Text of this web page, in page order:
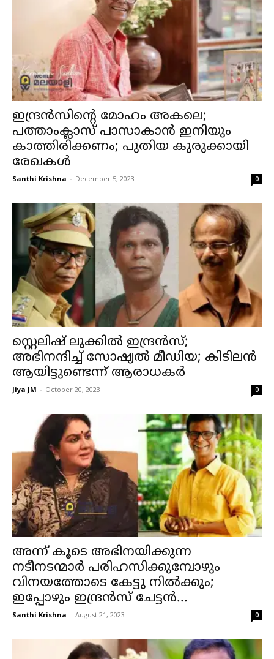
ഇന്ദ്രൻസിന്റെ മോഹം അകലെ;
പത്താംക്ലാസ് പാസാകാൻ ഇനിയും
കാത്തിരിക്കണം; പുതിയ കുരുക്കായി
രേഖകൾ
Santhi Krishna - December 5, 2023 0
സ്റ്റെലിഷ് ലുക്കിൽ ഇന്ദ്രൻസ്;
അഭിനന്ദിച്ച് സോഷ്യൽ മീഡിയ; കിടിലൻ
ആയിട്ടുണ്ടെന്ന് ആരാധകർ
Jiya JM - October 20, 2023 0
അന്ന് കൂടെ അഭിനയിക്കുന്ന
നടീനടന്മാർ പരിഹസിക്കുമ്പോഴും
വിനയത്തോടെ കേട്ടു നിൽക്കും;
ഇപ്പോഴും ഇന്ദ്രൻസ് ചേട്ടൻ...
Santhi Krishna - August 21, 2023 0